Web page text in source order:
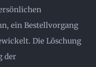
ein Bestellvorgang
Die Löschung
der